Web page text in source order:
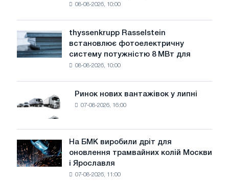
води
загрожує
безпеці
08-08-2026, 10:00
thyssenkrupp
Rasselstein
встановлює
фотоелектричну
досягнення
цілей
декарбонізації
thyssenkrupp Rasselstein
встановлює фотоелектричну
систему потужністю 8 МВт для
08-08-2026, 10:00
Ринок
нових
вантажівок
у
липні
Ринок нових вантажівок у липні
07-08-2026, 16:00
На
БМК
виробили
На БМК виробили дріт для
оновлення трамвайних колій Москви
і Ярославля
07-08-2026, 11:00